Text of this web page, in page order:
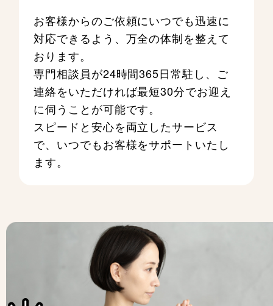
お客様からのご依頼にいつでも迅速に
対応できるよう、万全の体制を整えて
おります。
専門相談員が24時間365日常駐し、ご
連絡をいただければ最短30分でお迎え
に伺うことが可能です。
スピードと安心を両立したサービス
で、いつでもお客様をサポートいたし
ます。